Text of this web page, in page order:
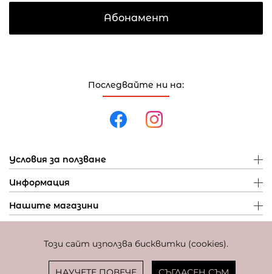
Този сайт използва бисквитки (cookies).
Последвайте ни на:
Условия за ползване
Информация
Нашите магазини
Абонамент
Фиксиран курс за превалутиране: 1 EUR = 1,95583 BGN